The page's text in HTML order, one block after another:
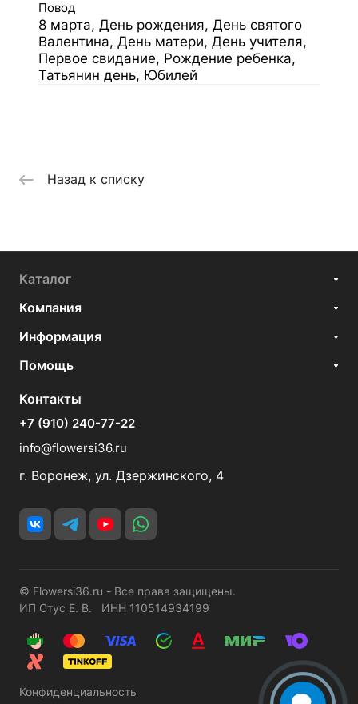
Повод
8 марта, День рождения, День святого
Валентина, День матери, День учителя,
Первое свидание, Рождение ребенка,
Татьянин день, Юбилей
Назад к списку
Каталог
Компания
Информация
Помощь
Контакты
+7 (910) 240-77-22
info@flowersi36.ru
г. Воронеж, ул. Дзержинского, 4
© Flowersi36.ru - Все права защищены.
ИП Стус Е. В. ИНН 110514934199
Конфиденциальность